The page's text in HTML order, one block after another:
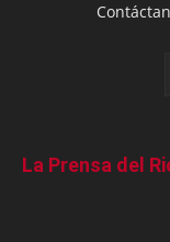
La Prensa del